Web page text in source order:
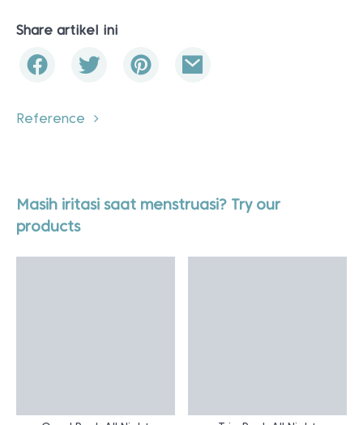
Share artikel ini
Reference
Masih iritasi saat menstruasi? Try our
products